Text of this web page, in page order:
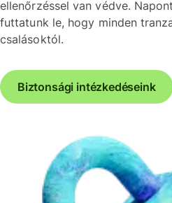
ellenőrzéssel van védve.
futtatunk le, hogy minden
csalásoktól.
Biztonsági intézkedéseink